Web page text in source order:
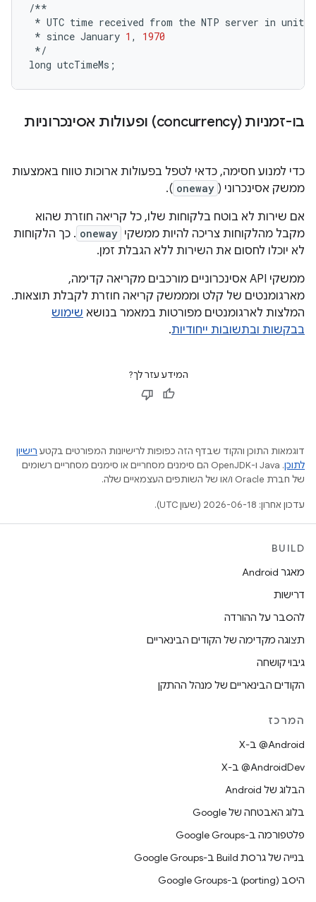
/**
* UTC time received from the NTP server in units
* since January 1 ,
1970
*/
long utcTimeMs ;
בו-זמניות (concurrency) ופעולות אסינכרוניות
כדי למנוע חסימה, כדאי לטפל בפעולות ארוכות טווח באמצעות
ממשק אסינכרוני ( oneway
).
אם שירות לא בוטח בלקוחות שלו, כל קריאה חוזרת שהוא
מקבל מהלקוחות צריכה להיות ממשקי oneway . כך הלקוחות
לא יוכלו לחסום את השירות ללא הגבלת זמן.
ממשקי API אסינכרוניים מורכבים מקריאה קדימה,
מארגומנטים של קלט ומממשק קריאה חוזרת לקבלת תוצאות.
המלצות לארגומנטים מפורטות במאמר בנושא שימוש
בבקשות ובתשובות ייחודיות.
המידע עזר לך?
דוגמאות התוכן והקוד שבדף הזה כפופות לרישיונות המפורטים בקטע רישיון
לתוכן
.‏ Java ו-OpenJDK הם סימנים מסחריים או סימנים מסחריים רשומים
של חברת Oracle ו/או של השותפים העצמאיים שלה.
עדכון אחרון: 2026-06-18 (שעון UTC).
BUILD
מאגר Android
דרישות
להסבר על ההורדה
תצוגה מקדימה של הקודים הבינאריים
גיבוי קושחה
הקודים הבינאריים של מנהל ההתקן
המרכז
‫‎@Android ב-X
‫‎@AndroidDev ב-X
הבלוג של Android
בלוג האבטחה של Google
פלטפורמה ב-Google Groups
בנייה של גרסת Build ב-Google Groups
היסב (porting) ב-Google Groups